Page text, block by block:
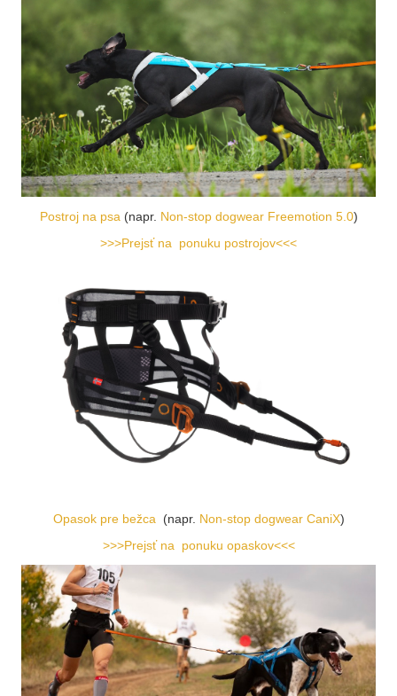
Postroj na psa (napr. Non-stop dogwear Freemotion 5.0)
>>>Prejsť na ponuku postrojov<<<
Opasok pre bežca (napr. Non-stop dogwear CaniX)
>>>Prejsť na ponuku opaskov<<<